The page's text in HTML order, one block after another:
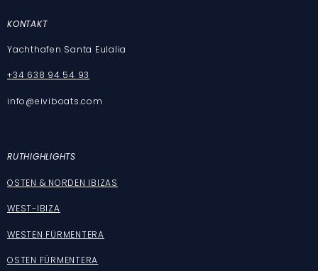
KONTAKT
Yachthafen Santa Eulalia
+34 638 94 54 93
info@eiviboats.com
RUTHIGHLIGHTS
OSTEN & NORDEN IBIZAS
WEST-IBIZA
WESTEN FÜRMENTERA
OSTEN FÜRMENTERA